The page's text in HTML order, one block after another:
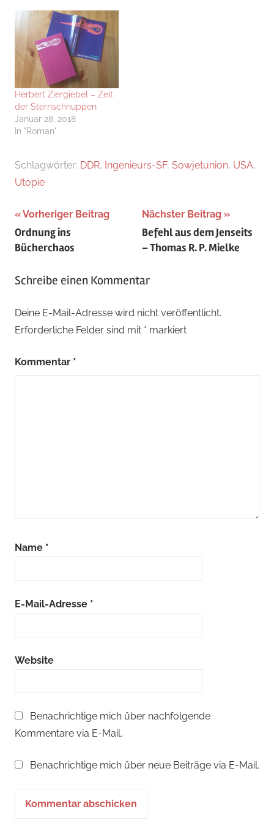
Herbert Ziergiebel – Zeit
der Sternschnuppen
Januar 28, 2018
In "Roman"
Schlagwörter: DDR, Ingenieurs-SF, Sowjetunion, USA,
Utopie
Beitragsnavigation
Vorheriger Beitrag
Ordnung ins
Bücherchaos
Nächster Beitrag
Befehl aus dem Jenseits
– Thomas R. P. Mielke
Schreibe einen Kommentar
Deine E-Mail-Adresse wird nicht veröffentlicht.
Erforderliche Felder sind mit * markiert
Kommentar *
Name *
E-Mail-Adresse *
Website
Benachrichtige mich über nachfolgende
Kommentare via E-Mail.
Benachrichtige mich über neue Beiträge via E-Mail.